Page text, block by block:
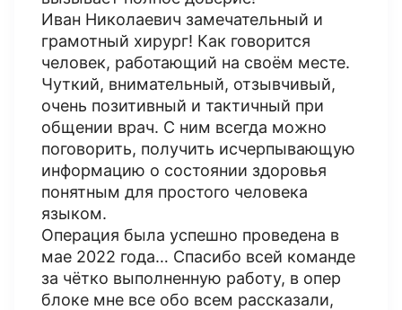
Иван Николаевич замечательный и
грамотный хирург! Как говорится
человек, работающий на своём месте.
Чуткий, внимательный, отзывчивый,
очень позитивный и тактичный при
общении врач. С ним всегда можно
поговорить, получить исчерпывающую
информацию о состоянии здоровья
понятным для простого человека
языком.
Операция была успешно проведена в
мае 2022 года… Спасибо всей команде
за чётко выполненную работу, в опер
блоке мне все обо всем рассказали,